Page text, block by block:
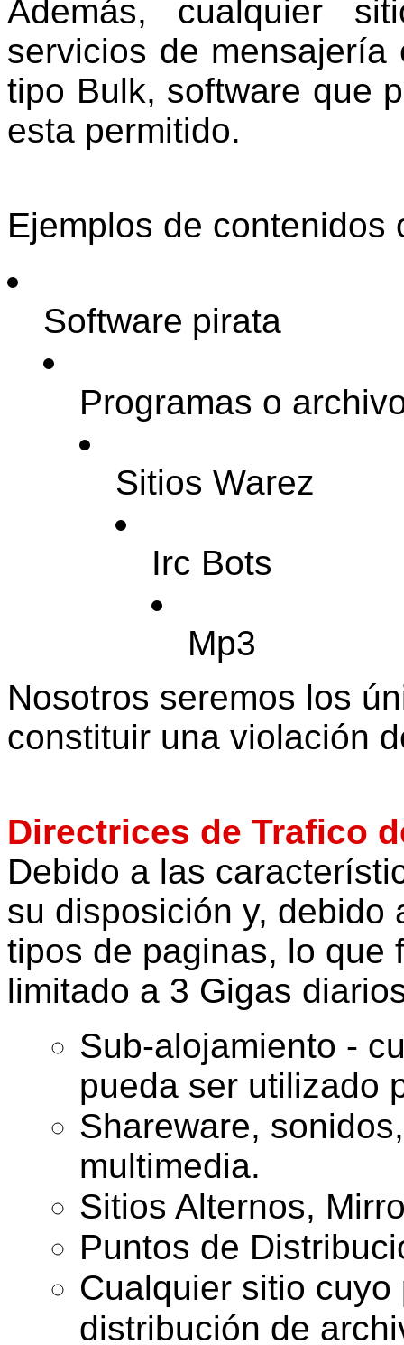
Además, cualquier
servicios de
tipo Bulk, software que
esta permitido.
Ejemplos de contenidos
Software pirata
Programas o
Sitios Warez
Irc Bots
Mp3
Nosotros seremos los
constituir una violación
Directrices de Trafico
Debido a las
su disposición y, debido
tipos de paginas, lo que
limitado a 3 Gigas
Sub-alojamiento -
pueda ser utilizado
Shareware,
multimedia.
Sitios Alternos,
Puntos de
Cualquier sitio
distribución de